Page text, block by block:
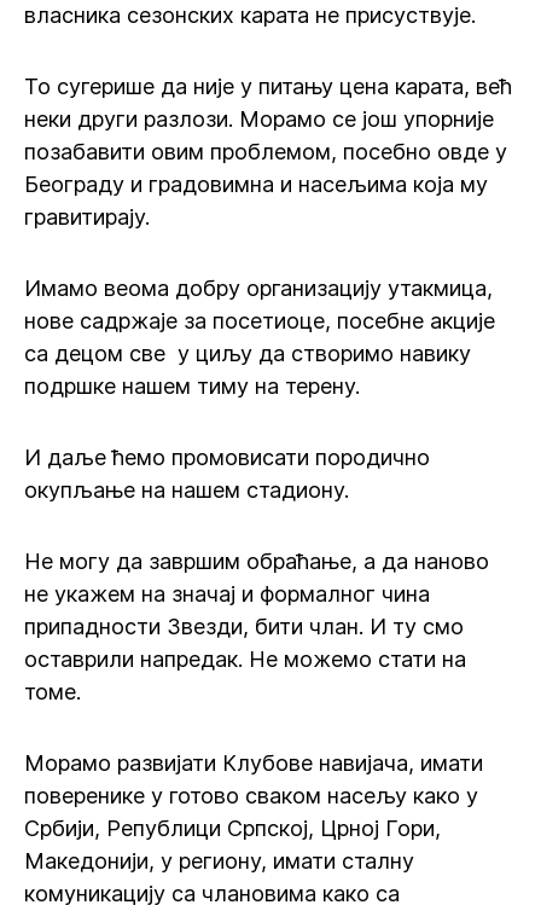
власника сезонских карата не присуствује.
То сугерише да није у питању цена карата, већ
неки други разлози. Морамо се још упорније
позабавити овим проблемом, посебно овде у
Београду и градовимна и насељима која му
гравитирају.
Имамо веома добру организацију утакмица,
нове садржаје за посетиоце, посебне акције
са децом све у циљу да створимо навику
подршке нашем тиму на терену.
И даље ћемо промовисати породично
окупљање на нашем стадиону.
Не могу да завршим обраћање, а да наново
не укажем на значај и формалног чина
припадности Звезди, бити члан. И ту смо
оставрили напредак. Не можемо стати на
томе.
Морамо развијати Клубове навијача, имати
поверенике у готово сваком насељу како у
Србији, Републици Српској, Црној Гори,
Македонији, у региону, имати сталну
комуникацију са члановима како са